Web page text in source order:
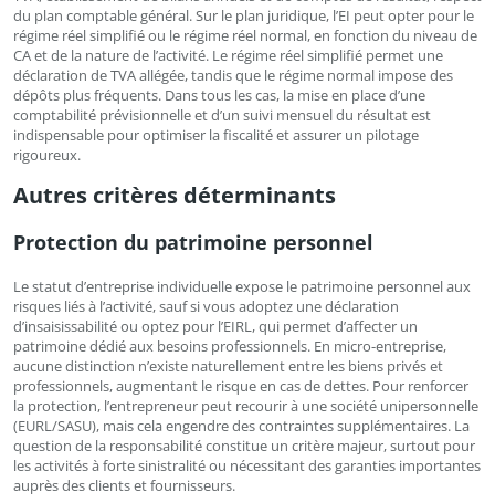
du plan comptable général. Sur le plan juridique, l’EI peut opter pour le
régime réel simplifié ou le régime réel normal, en fonction du niveau de
CA et de la nature de l’activité. Le régime réel simplifié permet une
déclaration de TVA allégée, tandis que le régime normal impose des
dépôts plus fréquents. Dans tous les cas, la mise en place d’une
comptabilité prévisionnelle et d’un suivi mensuel du résultat est
indispensable pour optimiser la fiscalité et assurer un pilotage
rigoureux.
Autres critères déterminants
Protection du patrimoine personnel
Le statut d’entreprise individuelle expose le patrimoine personnel aux
risques liés à l’activité, sauf si vous adoptez une déclaration
d’insaisissabilité ou optez pour l’EIRL, qui permet d’affecter un
patrimoine dédié aux besoins professionnels. En micro-entreprise,
aucune distinction n’existe naturellement entre les biens privés et
professionnels, augmentant le risque en cas de dettes. Pour renforcer
la protection, l’entrepreneur peut recourir à une société unipersonnelle
(EURL/SASU), mais cela engendre des contraintes supplémentaires. La
question de la responsabilité constitue un critère majeur, surtout pour
les activités à forte sinistralité ou nécessitant des garanties importantes
auprès des clients et fournisseurs.